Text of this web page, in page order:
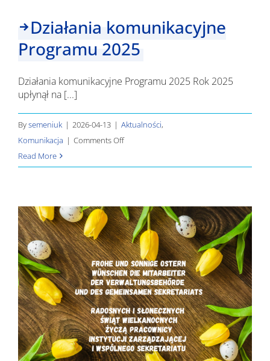
Działania komunikacyjne
Programu 2025
Działania komunikacyjne Programu 2025 Rok 2025
upłynął na [...]
Bysemeniuk | 2026-04-13 | Aktualności,
Komunikacja | Comments Offon
komunikacyjne
Read More